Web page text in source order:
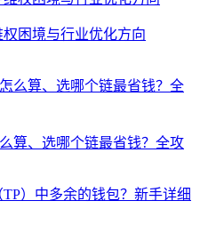
困境与行业优化方向
算、选哪个链最省钱？全攻